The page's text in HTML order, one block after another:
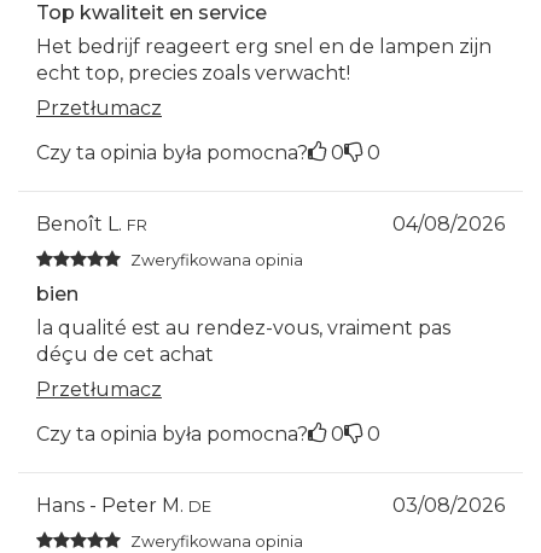
Top kwaliteit en service
Het bedrijf reageert erg snel en de lampen zijn
echt top, precies zoals verwacht!
Przetłumacz
Czy ta opinia była pomocna?
0 0
Benoît L. FR 04/08/2026
Zweryfikowana opinia
bien
la qualité est au rendez-vous, vraiment pas
déçu de cet achat
Przetłumacz
Czy ta opinia była pomocna?
0 0
Hans - Peter M. DE 03/08/2026
Zweryfikowana opinia